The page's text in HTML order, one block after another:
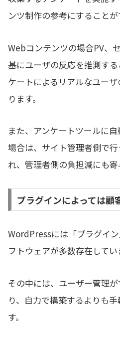
ンツ制作の参考にすることが
Webコンテンツの場合PV、
基にユーザの反応を推測す
ケートによるリアルなユー
ります。
また、アンケートツールに
場合は、サイト管理者側で
れ、管理者側の負担減にも寄
プラグインによっては顧
WordPressには「プラグイ
フトウェアが多数存在してい
その中には、ユーザー管理
り、自力で構築するよりも
す。